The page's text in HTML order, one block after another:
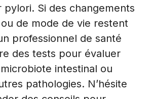
pylori. Si des changements
de mode de vie restent
professionnel de santé
des tests pour évaluer
intestinal ou
pathologies. N’hésite